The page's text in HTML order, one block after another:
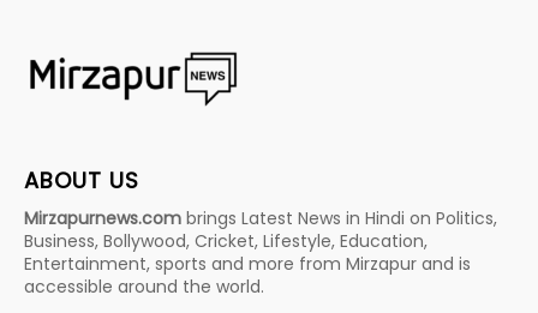
ABOUT US
Mirzapurnews.com brings Latest News in Hindi on Politics,
Business, Bollywood, Cricket, Lifestyle, Education,
Entertainment, sports and more from Mirzapur and is
accessible around the world.